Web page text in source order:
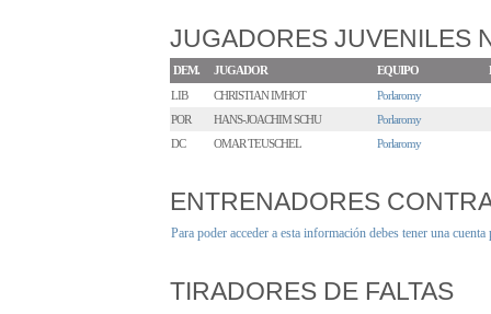
JUGADORES JUVENILES
DEM. JUGADOR EQUIPO
LIB
CHRISTIAN IMHOT
Porlaromy
POR
HANS-JOACHIM SCHU
Porlaromy
DC
OMAR TEUSCHEL Porlaromy
ENTRENADORES
Para poder acceder a esta información debes tener una
TIRADORES DE FALTAS